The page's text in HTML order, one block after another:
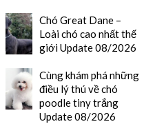
Chó Great Dane –
Loài chó cao nhất thế
giới Update 08/2026
Cùng khám phá những
điều lý thú về chó
poodle tiny trắng
Update 08/2026